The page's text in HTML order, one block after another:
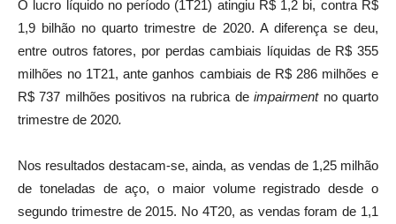
O lucro líquido no período (1T21) atingiu R$ 1,2 bi, contra R$
1,9 bilhão no quarto trimestre de 2020. A diferença se deu,
entre outros fatores, por perdas cambiais líquidas de R$ 355
milhões no 1T21, ante ganhos cambiais de R$ 286 milhões e
R$ 737 milhões positivos na rubrica deimpairment no quarto
trimestre de 2020.
Nos resultados destacam-se, ainda, as vendas de 1,25 milhão
de toneladas de aço, o maior volume registrado desde o
segundo trimestre de 2015. No 4T20, as vendas foram de 1,1